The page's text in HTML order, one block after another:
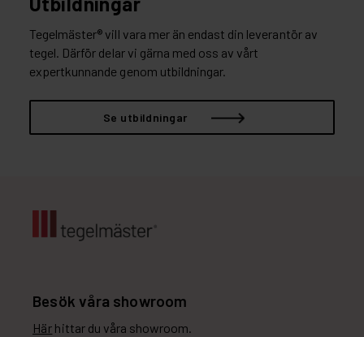
Tegelmäster® vill vara mer än endast din leverantör av
tegel. Därför delar vi gärna med oss av vårt
expertkunnande genom utbildningar.
Se utbildningar
Besök våra showroom
Här hittar du våra showroom.